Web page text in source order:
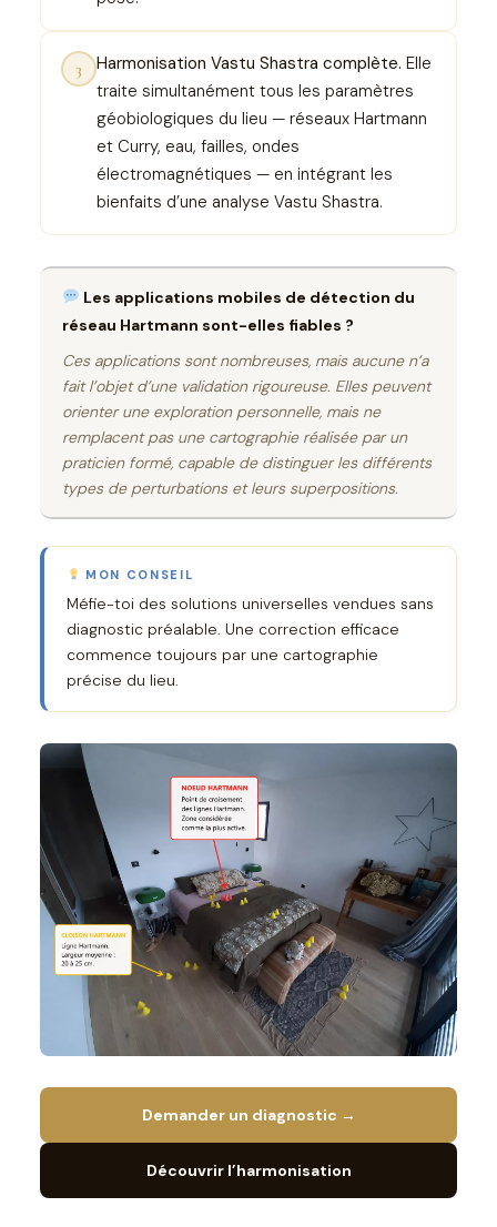
3 Harmonisation Vastu Shastra complète. Elle
traite simultanément tous les paramètres
géobiologiques du lieu — réseaux Hartmann
et Curry, eau, failles, ondes
électromagnétiques — en intégrant les
bienfaits d’une analyse Vastu Shastra.
Les applications mobiles de détection du
réseau Hartmann sont-elles fiables ?
Ces applications sont nombreuses, mais aucune n’a
fait l’objet d’une validation rigoureuse. Elles peuvent
orienter une exploration personnelle, mais ne
remplacent pas une cartographie réalisée par un
praticien formé, capable de distinguer les différents
types de perturbations et leurs superpositions.
MON CONSEIL
Méfie-toi des solutions universelles vendues sans
diagnostic préalable. Une correction efficace
commence toujours par une cartographie
précise du lieu.
Demander un diagnostic →
Découvrir l’harmonisation